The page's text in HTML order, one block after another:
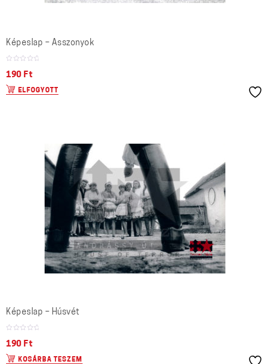
Képeslap – Asszonyok
190 Ft
ELFOGYOTT
Képeslap – Húsvét
190 Ft
KOSÁRBA TESZEM